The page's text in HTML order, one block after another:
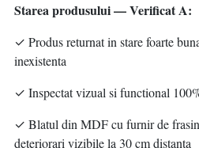
Starea produsului — Verificat A:
✓ Produs returnat in stare foarte
inexistenta
✓ Inspectat vizual si functional
✓ Blatul din MDF cu furnir de
deteriorari vizibile la 30 cm distanta